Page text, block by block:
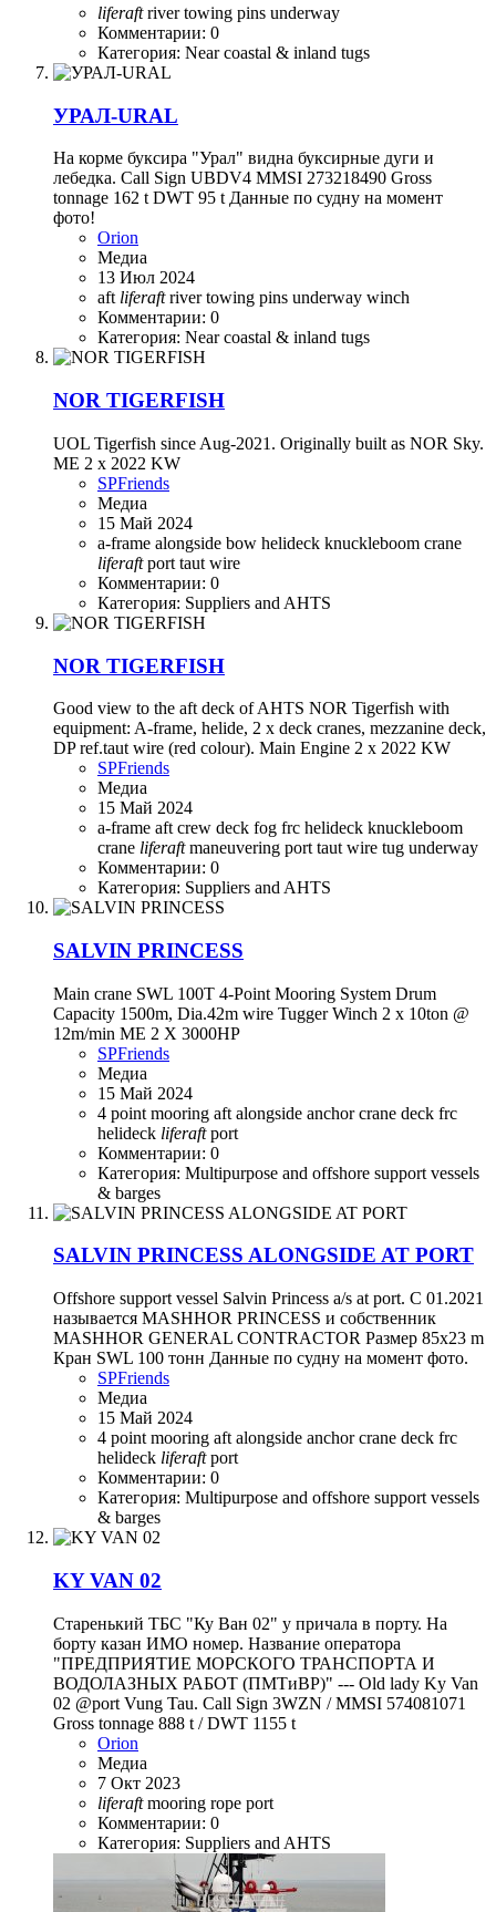
liferaft rivertowing pins underway
Комментарии: 0
Категория: Near coastal & inland tugs
УРАЛ-URAL
На корме буксира "Урал" видна буксирные дуги и
лебедка. Call Sign UBDV4 MMSI 273218490 Gross
tonnage 162 t DWT 95 t Данные по судну на момент
фото!
Orion
Медиа
13 Июл 2024
aft liferaft rivertowing pins underway winch
Комментарии: 0
Категория: Near coastal & inland tugs
NOR TIGERFISH
UOL Tigerfish since Aug-2021. Originally built as NOR Sky.
ME 2 x 2022 KW
SPFriends
Медиа
15 Май 2024
a-frame alongside bow helideck knuckleboom crane
liferaft port taut wire
Комментарии: 0
Категория: Suppliers and AHTS
NOR TIGERFISH
Good view to the aft deck of AHTS NOR Tigerfish with
equipment: A-frame, helide, 2 x deck cranes, mezzanine deck,
DP ref.taut wire (red colour). Main Engine 2 x 2022 KW
SPFriends
Медиа
15 Май 2024
a-frame aft crew deck fog frc helideck knuckleboom
crane liferaft maneuvering port taut wire tug underway
Комментарии: 0
Категория: Suppliers and AHTS
SALVIN PRINCESS
Main crane SWL 100T 4-Point Mooring System Drum
Capacity 1500m, Dia.42m wire Tugger Winch 2 x 10ton @
12m/min ME 2 X 3000HP
SPFriends
Медиа
15 Май 2024
4 point mooring aft alongside anchorcrane deck frc
helideck liferaft port
Комментарии: 0
Категория: Multipurpose and offshore support vessels
& barges
SALVIN PRINCESS ALONGSIDE AT PORT
Offshore support vessel Salvin Princess a/s at port. С 01.2021
называется MASHHOR PRINCESS и собственник
MASHHOR GENERAL CONTRACTOR Размер 85x23 m
Кран SWL 100 тонн Данные по судну на момент фото.
SPFriends
Медиа
15 Май 2024
4 point mooring aft alongside anchorcrane deck frc
helideck liferaft port
Комментарии: 0
Категория: Multipurpose and offshore support vessels
& barges
KY VAN 02
Старенький ТБС "Ку Ван 02" у причала в порту. На
борту казан ИМО номер. Название оператора
"ПРЕДПРИЯТИЕ МОРСКОГО ТРАНСПОРТА И
ВОДОЛАЗНЫХ РАБОТ (ПМТиВР)" --- Old lady Ky Van
02 @port Vung Tau. Call Sign 3WZN / MMSI 574081071
Gross tonnage 888 t / DWT 1155 t
Orion
Медиа
7 Окт 2023
liferaft mooring rope port
Комментарии: 0
Категория: Suppliers and AHTS